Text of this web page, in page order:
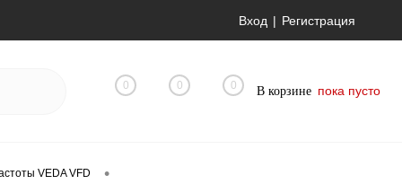
Вход Регистрация
0 0 0 В корзине пока пусто
VEDA VFD •